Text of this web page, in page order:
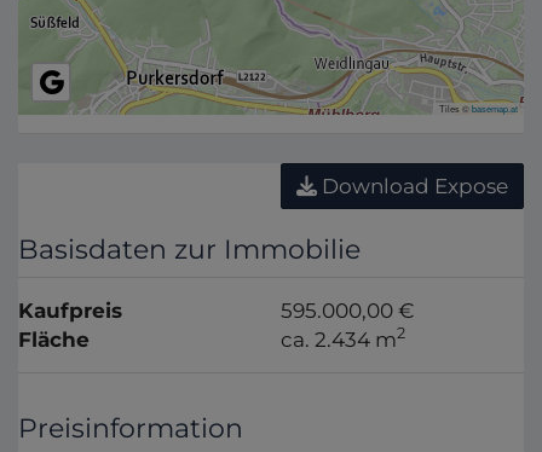
Tiles ©basemap.at
Download Expose
Basisdaten zur Immobilie
Kaufpreis
595.000,00 €
Fläche
ca. 2.434 m2
Preisinformation